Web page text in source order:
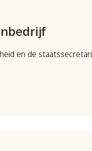
en de